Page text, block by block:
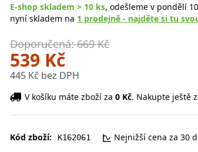
E-shop skladem > 10 ks, odešleme v pondělí
nyní skladem na 1 prodejně - najděte si tu
Doporučená: 669 Kč
539 Kč
445 Kč bez DPH
V košíku máte zboží za 0 Kč. Nakupte ještě
Kód zboží: K162061 Nejnižší cena za 30